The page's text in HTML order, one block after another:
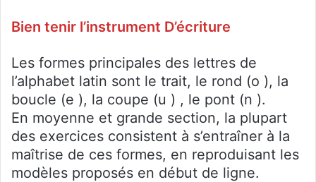
Bien tenir l’instrument D’écriture
Les formes principales des lettres de
l’alphabet latin sont le trait, le rond (o ), la
boucle (e ), la coupe (u ) , le pont (n ).
En moyenne et grande section, la plupart
des exercices consistent à s’entraîner à la
maîtrise de ces formes, en reproduisant les
modèles proposés en début de ligne.